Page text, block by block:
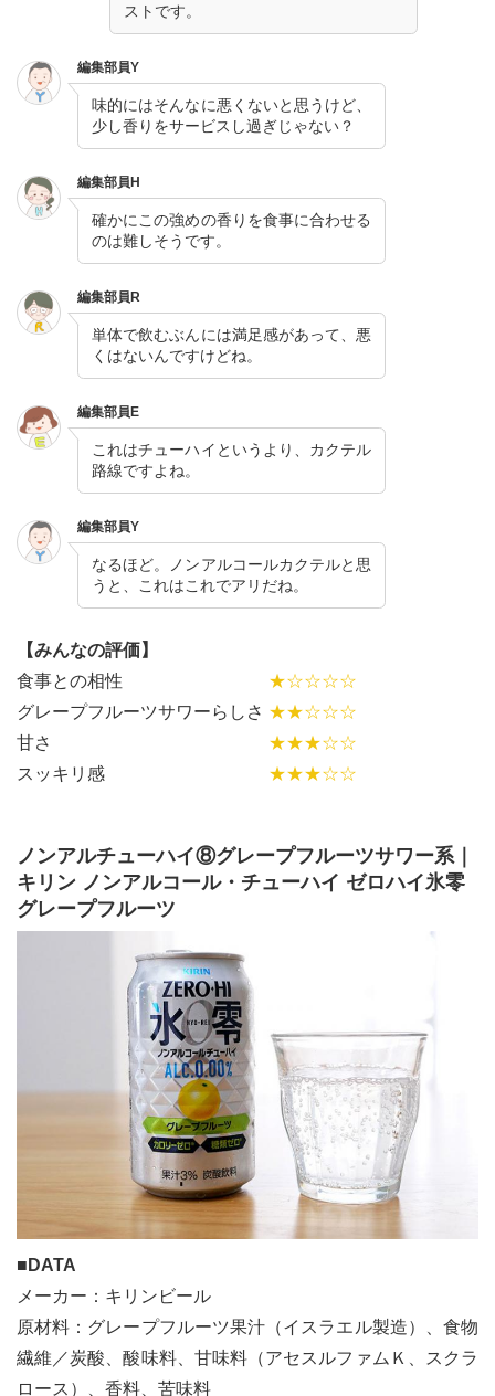
ストです。
編集部員Y
味的にはそんなに悪くないと思うけど、
少し香りをサービスし過ぎじゃない？
編集部員H
確かにこの強めの香りを食事に合わせる
のは難しそうです。
編集部員R
単体で飲むぶんには満足感があって、悪
くはないんですけどね。
編集部員E
これはチューハイというより、カクテル
路線ですよね。
編集部員Y
なるほど。ノンアルコールカクテルと思
うと、これはこれでアリだね。
【みんなの評価】
食事との相性 ★☆☆☆☆
グレープフルーツサワーらしさ ★★☆☆☆
甘さ ★★★☆☆
スッキリ感 ★★★☆☆
ノンアルチューハイ⑧グレープフルーツサワー系｜
キリン ノンアルコール・チューハイ ゼロハイ氷零
グレープフルーツ
■DATA
メーカー：キリンビール
原材料：グレープフルーツ果汁（イスラエル製造）、食物
繊維／炭酸、酸味料、甘味料（アセスルファムＫ、スクラ
ロース）、香料、苦味料